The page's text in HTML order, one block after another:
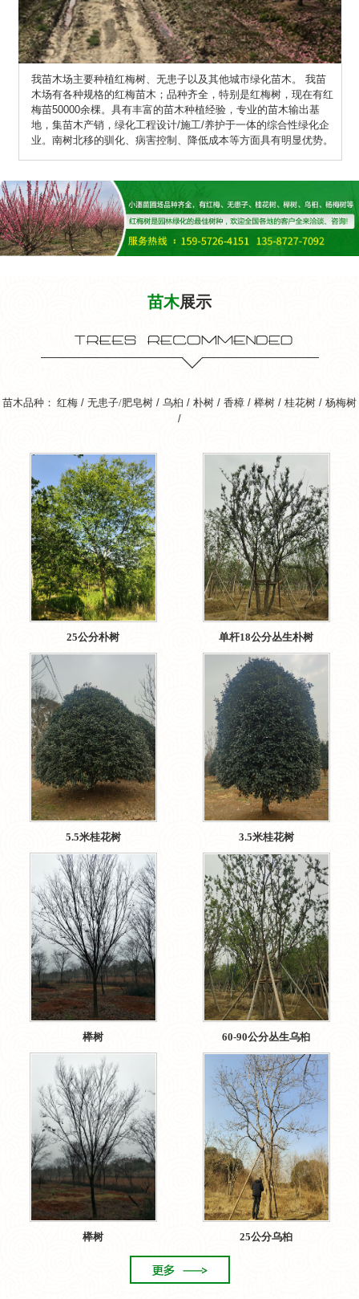
我苗木场主要种植红梅树、无患子以及其他城市绿化苗木。 我苗
木场有各种规格的红梅苗木；品种齐全，特别是红梅树，现在有红
梅苗50000余棵。具有丰富的苗木种植经验，专业的苗木输出基
地，集苗木产销，绿化工程设计/施工/养护于一体的综合性绿化企
业。南树北移的驯化、病害控制、降低成本等方面具有明显优势。
苗木展示
苗木品种： 红梅 / 无患子/肥皂树 / 乌桕 / 朴树 / 香樟 / 榉树 / 桂花树 / 杨梅树
/
25公分朴树 单杆18公分丛生朴树
5.5米桂花树 3.5米桂花树
榉树 60-90公分丛生乌桕
榉树 25公分乌桕